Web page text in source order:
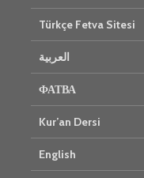
Türkçe Fetva Sitesi
العربية
ФАТВА
Kur’an Dersi
English